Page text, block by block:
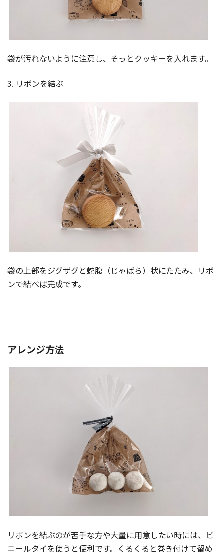
袋が汚れないように注意し、そっとクッキーを入れます。
3. リボンを結ぶ
袋の上部をジグザグと蛇腹（じゃばら）状にたたみ、リボ
ンで結べば完成です。
アレンジ方法
リボンを結ぶのが苦手な方や大量に用意したい時には、ビ
ニールタイを使うと便利です。くるくると巻き付けて留め